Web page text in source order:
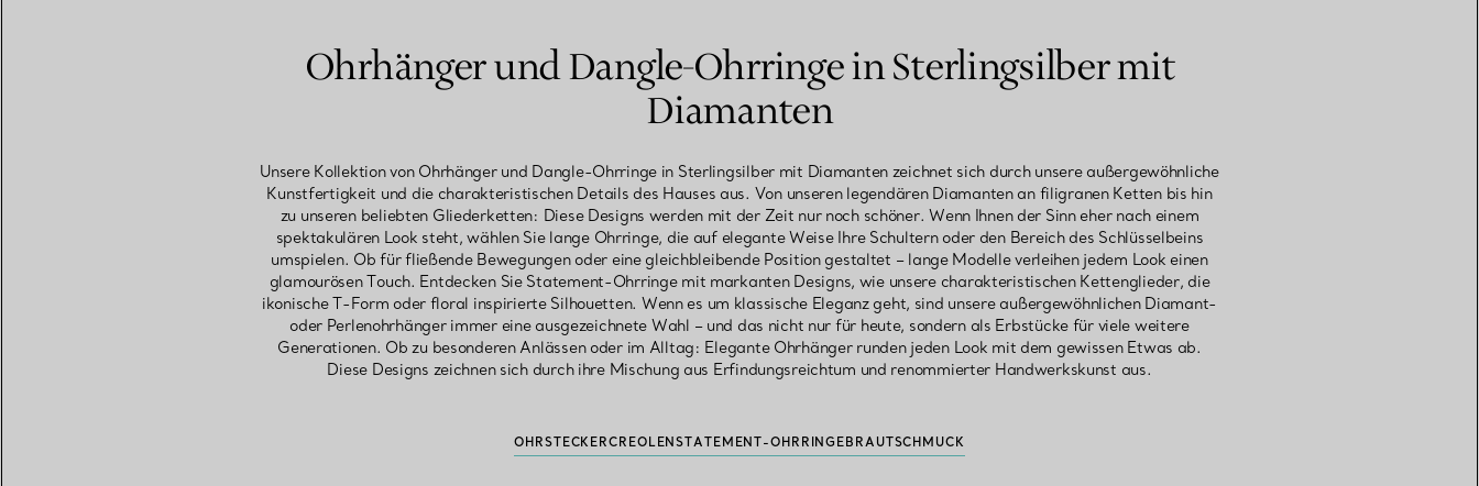
Ohrhänger und Dangle-Ohrringe in Sterlingsilber mit
Diamanten
Unsere Kollektion von Ohrhänger und Dangle-Ohrringe in Sterlingsilber mit Diamanten zeichnet sich durch unsere außergewöhnliche
Kunstfertigkeit und die charakteristischen Details des Hauses aus. Von unseren legendären Diamanten an filigranen Ketten bis hin
zu unseren beliebten Gliederketten: Diese Designs werden mit der Zeit nur noch schöner. Wenn Ihnen der Sinn eher nach einem
spektakulären Look steht, wählen Sie lange Ohrringe, die auf elegante Weise Ihre Schultern oder den Bereich des Schlüsselbeins
umspielen. Ob für fließende Bewegungen oder eine gleichbleibende Position gestaltet – lange Modelle verleihen jedem Look einen
glamourösen Touch. Entdecken Sie Statement-Ohrringe mit markanten Designs, wie unsere charakteristischen Kettenglieder, die
ikonische T-Form oder floral inspirierte Silhouetten. Wenn es um klassische Eleganz geht, sind unsere außergewöhnlichen Diamant-
oder Perlenohrhänger immer eine ausgezeichnete Wahl – und das nicht nur für heute, sondern als Erbstücke für viele weitere
Generationen. Ob zu besonderen Anlässen oder im Alltag: Elegante Ohrhänger runden jeden Look mit dem gewissen Etwas ab.
Diese Designs zeichnen sich durch ihre Mischung aus Erfindungsreichtum und renommierter Handwerkskunst aus.
OHRSTECKERCREOLENSTATEMENT-OHRRINGE BRAUTSCHMUCK